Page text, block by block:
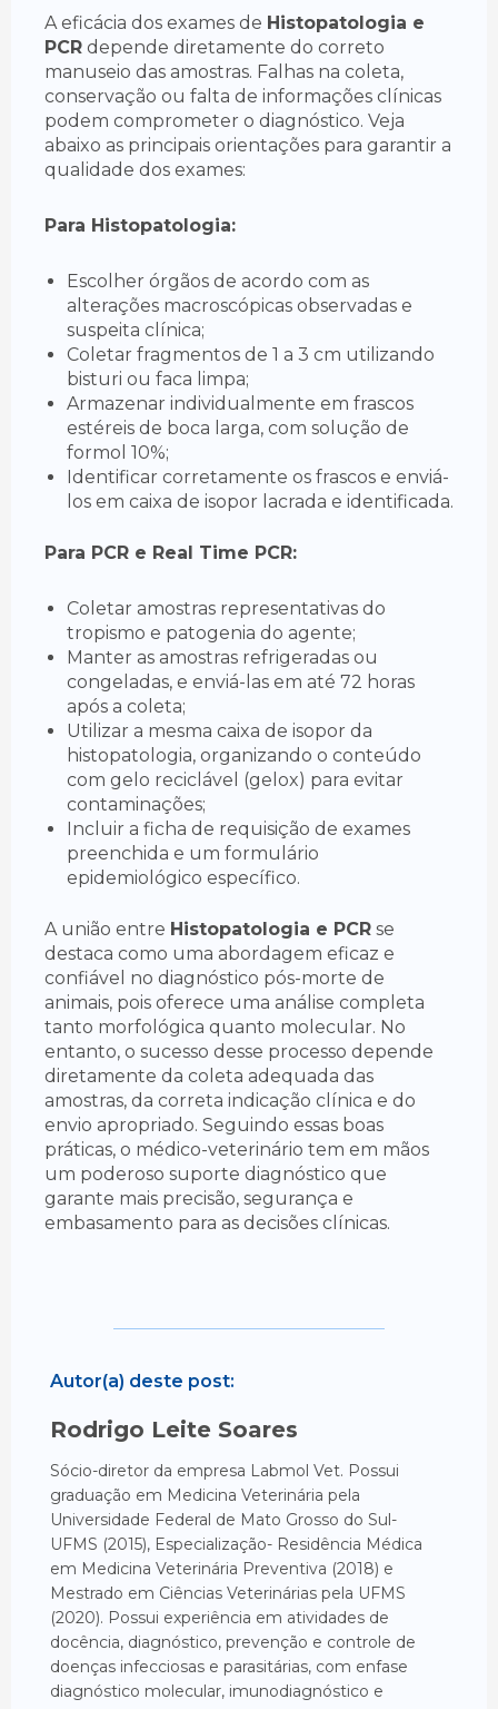
A eficácia dos exames de Histopatologia e
PCR depende diretamente do correto
manuseio das amostras. Falhas na coleta,
conservação ou falta de informações clínicas
podem comprometer o diagnóstico. Veja
abaixo as principais orientações para garantir a
qualidade dos exames:
Para Histopatologia:
Escolher órgãos de acordo com as
alterações macroscópicas observadas e
suspeita clínica;
Coletar fragmentos de 1 a 3 cm utilizando
bisturi ou faca limpa;
Armazenar individualmente em frascos
estéreis de boca larga, com solução de
formol 10%;
Identificar corretamente os frascos e enviá-
los em caixa de isopor lacrada e identificada.
Para PCR e Real Time PCR:
Coletar amostras representativas do
tropismo e patogenia do agente;
Manter as amostras refrigeradas ou
congeladas, e enviá-las em até 72 horas
após a coleta;
Utilizar a mesma caixa de isopor da
histopatologia, organizando o conteúdo
com gelo reciclável (gelox) para evitar
contaminações;
Incluir a ficha de requisição de exames
preenchida e um formulário
epidemiológico específico.
A união entre Histopatologia e PCR se
destaca como uma abordagem eficaz e
confiável no diagnóstico pós-morte de
animais, pois oferece uma análise completa
tanto morfológica quanto molecular. No
entanto, o sucesso desse processo depende
diretamente da coleta adequada das
amostras, da correta indicação clínica e do
envio apropriado. Seguindo essas boas
práticas, o médico-veterinário tem em mãos
um poderoso suporte diagnóstico que
garante mais precisão, segurança e
embasamento para as decisões clínicas.
Autor(a) deste post:
Rodrigo Leite Soares
Sócio-diretor da empresa Labmol Vet. Possui
graduação em Medicina Veterinária pela
Universidade Federal de Mato Grosso do Sul-
UFMS (2015), Especialização- Residência Médica
em Medicina Veterinária Preventiva (2018) e
Mestrado em Ciências Veterinárias pela UFMS
(2020). Possui experiência em atividades de
docência, diagnóstico, prevenção e controle de
doenças infecciosas e parasitárias, com enfase
diagnóstico molecular, imunodiagnóstico e